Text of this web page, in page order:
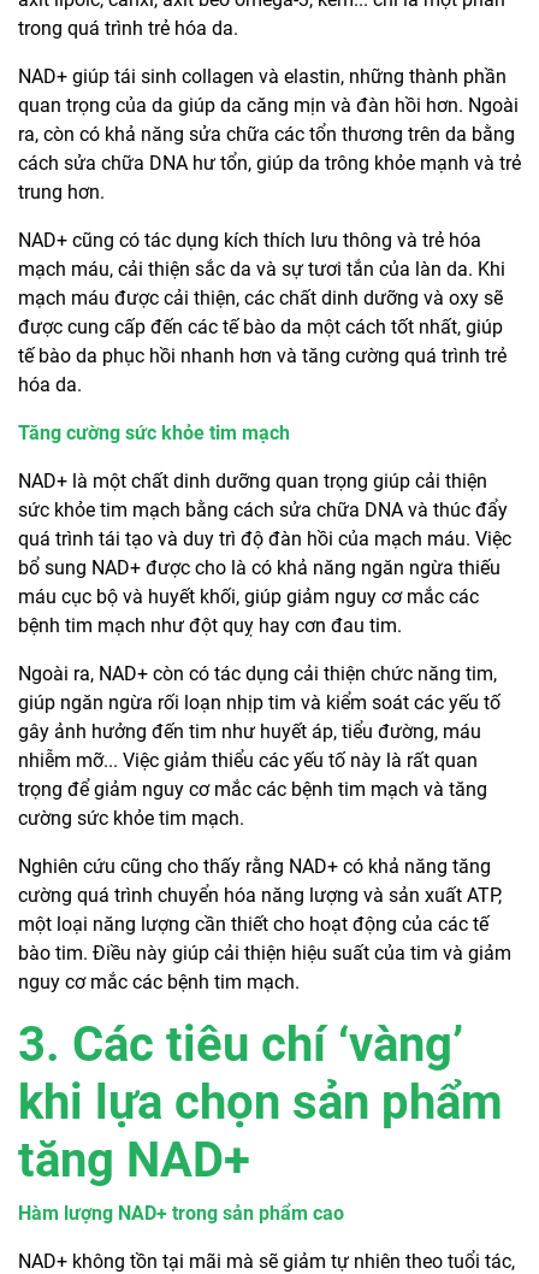
trong quá trình trẻ hóa da.
NAD+ giúp tái sinh collagen và elastin, những thành phần
quan trọng của da giúp da căng mịn và đàn hồi hơn. Ngoài
ra, còn có khả năng sửa chữa các tổn thương trên da bằng
cách sửa chữa DNA hư tổn, giúp da trông khỏe mạnh và trẻ
trung hơn.
NAD+ cũng có tác dụng kích thích lưu thông và trẻ hóa
mạch máu, cải thiện sắc da và sự tươi tắn của làn da. Khi
mạch máu được cải thiện, các chất dinh dưỡng và oxy sẽ
được cung cấp đến các tế bào da một cách tốt nhất, giúp
tế bào da phục hồi nhanh hơn và tăng cường quá trình trẻ
hóa da.
Tăng cường sức khỏe tim mạch
NAD+ là một chất dinh dưỡng quan trọng giúp cải thiện
sức khỏe tim mạch bằng cách sửa chữa DNA và thúc đẩy
quá trình tái tạo và duy trì độ đàn hồi của mạch máu. Việc
bổ sung NAD+ được cho là có khả năng ngăn ngừa thiếu
máu cục bộ và huyết khối, giúp giảm nguy cơ mắc các
bệnh tim mạch như đột quỵ hay cơn đau tim.
Ngoài ra, NAD+ còn có tác dụng cải thiện chức năng tim,
giúp ngăn ngừa rối loạn nhịp tim và kiểm soát các yếu tố
gây ảnh hưởng đến tim như huyết áp, tiểu đường, máu
nhiễm mỡ... Việc giảm thiểu các yếu tố này là rất quan
trọng để giảm nguy cơ mắc các bệnh tim mạch và tăng
cường sức khỏe tim mạch.
Nghiên cứu cũng cho thấy rằng NAD+ có khả năng tăng
cường quá trình chuyển hóa năng lượng và sản xuất ATP,
một loại năng lượng cần thiết cho hoạt động của các tế
bào tim. Điều này giúp cải thiện hiệu suất của tim và giảm
nguy cơ mắc các bệnh tim mạch.
3. Các tiêu chí ‘vàng’
khi lựa chọn sản phẩm
tăng NAD+
Hàm lượng NAD+ trong sản phẩm cao
NAD+ không tồn tại mãi mà sẽ giảm tự nhiên theo tuổi tác,